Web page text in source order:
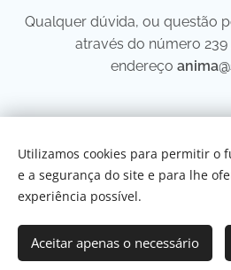
Qualquer dúvida, ou questão
através do número 239
endereço
Cookies
Utilizamos cookies para permitir o
e a segurança do site e para lhe
experiência possível.
Aceitar apenas o necessário